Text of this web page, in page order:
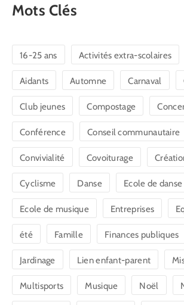
Mots Clés
16-25 ans Activités extra-scolaires
Aidants Automne Carnaval
Club jeunes Compostage
Conférence Conseil communautaire
Convivialité Covoiturage
Cyclisme Danse Ecole de danse
Ecole de musique Entreprises
été Famille Finances publiques
Jardinage Lien enfant-parent
Multisports Musique Noël